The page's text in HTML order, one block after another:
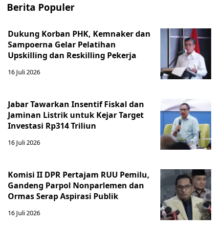
Berita Populer
Dukung Korban PHK, Kemnaker dan
Sampoerna Gelar Pelatihan
Upskilling dan Reskilling Pekerja
16 Juli 2026
Jabar Tawarkan Insentif Fiskal dan
Jaminan Listrik untuk Kejar Target
Investasi Rp314 Triliun
16 Juli 2026
Komisi II DPR Pertajam RUU Pemilu,
Gandeng Parpol Nonparlemen dan
Ormas Serap Aspirasi Publik
16 Juli 2026